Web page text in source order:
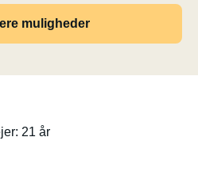
muligheder
21 år